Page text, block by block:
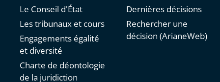
Le Conseil d'État
Les tribunaux et cours
Engagements égalité
et diversité
Charte de déontologie
de la juridiction
Dernières décisions
Rechercher une
décision (ArianeWeb)